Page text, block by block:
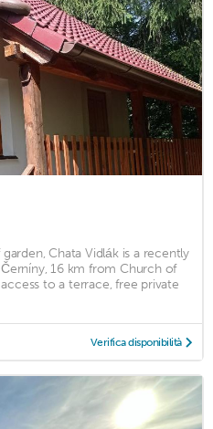
Chata Vidlák is a recently
16 km from Church of
to a terrace, free private
Verifica disponibilità